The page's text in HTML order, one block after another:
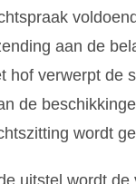
aan de
hof verwerpt de
de
wordt